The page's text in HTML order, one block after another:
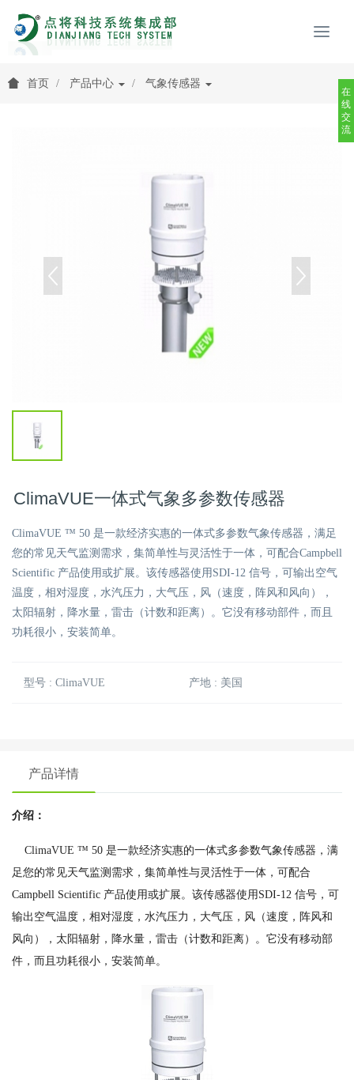
首页 产品中心 气象传感器
ClimaVUE一体式气象多参数传感器
ClimaVUE ™ 50 是一款经济实惠的一体式多参数气象传感器，满足
您的常见天气监测需求，集简单性与灵活性于一体，可配合Campbell
Scientific 产品使用或扩展。该传感器使用SDI-12 信号，可输出空气
温度，相对湿度，水汽压力，大气压，风（速度，阵风和风向），
太阳辐射，降水量，雷击（计数和距离）。它没有移动部件，而且
功耗很小，安装简单。
型号 : ClimaVUE 产地 : 美国
产品详情
介绍：
ClimaVUE ™ 50 是一款经济实惠的一体式多参数气象传感器，满
足您的常见天气监测需求，集简单性与灵活性于一体，可配合
Campbell Scientific 产品使用或扩展。该传感器使用SDI-12 信号，可
输出空气温度，相对湿度，水汽压力，大气压，风（速度，阵风和
风向），太阳辐射，降水量，雷击（计数和距离）。它没有移动部
件，而且功耗很小，安装简单。
在
线
交
流